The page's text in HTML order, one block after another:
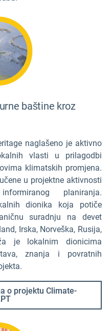
baštine kroz
naglašeno je aktivno
vlasti u prilagodbi
klimatskih promjena.
u projektne aktivnosti
planiranja.
dionika koja potiče
suradnju na devet
Irska, Norveška, Rusija,
je lokalnim dionicima
znanja i povratnih
o projektu Climate-